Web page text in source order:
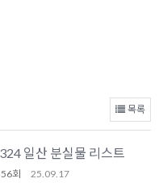
목록
일산 분실물 리스트
회 25.09.17